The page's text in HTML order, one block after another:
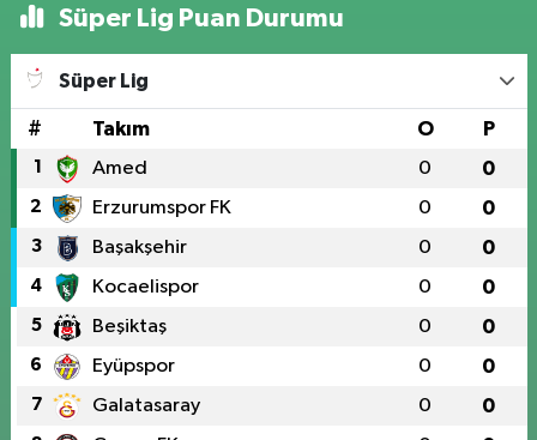
Süper Lig Puan Durumu
Süper Lig
# Takım O P
1 Amed 0 0
2 Erzurumspor FK 0 0
3 Başakşehir 0 0
4 Kocaelispor 0 0
5 Beşiktaş 0 0
6 Eyüpspor 0 0
7 Galatasaray 0 0